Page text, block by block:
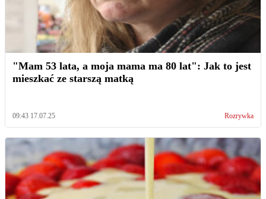
"Mam 53 lata, a moja mama ma 80 lat": Jak to jest
mieszkać ze starszą matką
09:43 17.07.25 Rozrywka